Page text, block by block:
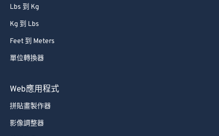
Lbs 到 Kg
Kg 到 Lbs
Feet 到 Meters
單位轉換器
Web應用程式
拼貼畫製作器
影像調整器